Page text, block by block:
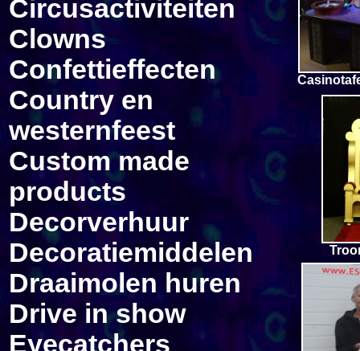
Circusactiviteiten
Clowns
Confettieffecten
Country en
westernfeest
Custom made
products
Decorverhuur
Decoratiemiddelen
Draaimolen huren
Drive in show
Eyecatchers